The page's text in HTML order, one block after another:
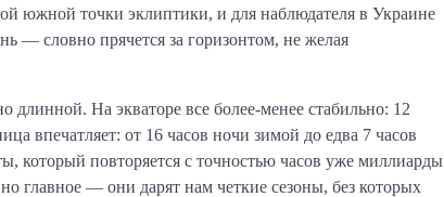
южной точки эклиптики, и для наблюдателя в Украине
— словно прячется за горизонтом, не желая
длинной. На экваторе все более-менее стабильно: 12
впечатляет: от 16 часов ночи зимой до едва 7 часов
который повторяется с точностью часов уже миллиарды
главное — они дарят нам четкие сезоны, без которых